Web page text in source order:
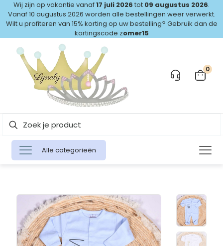
Wij zijn op vakantie vanaf17 juli 2026 tot 09 augustus 2026.
Vanaf 10 augustus 2026 worden alle bestellingen weer verwerkt.
Wilt u profiteren van 15% korting op uw bestelling? Gebruik dan de
kortingscode zomer15
0
Alle categorieën